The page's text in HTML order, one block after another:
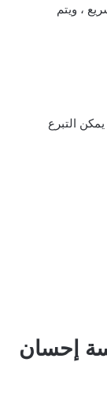
، ويتم
التبرع
إحسان